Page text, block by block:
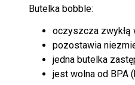
Butelka bobble:
oczyszcza zwykłą
pozostawia
jedna butelka
jest wolna od BPA